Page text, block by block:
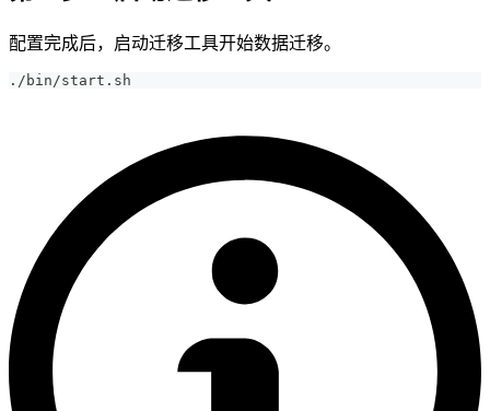
配置完成后，启动迁移工具开始数据迁移。
./bin/start.sh